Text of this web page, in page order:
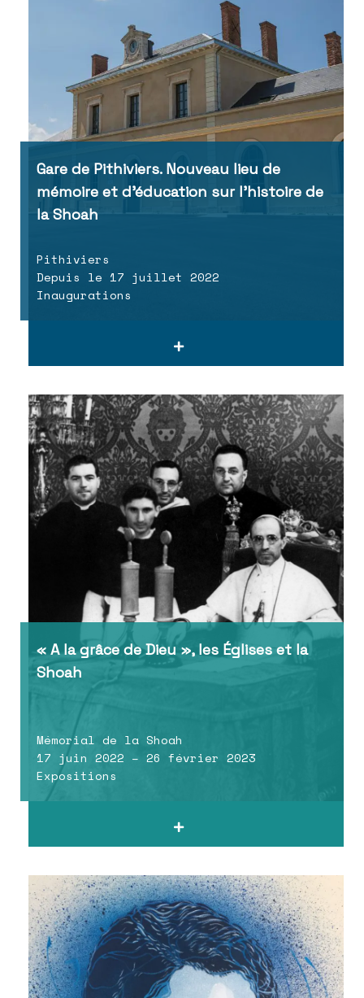
Gare de Pithiviers. Nouveau lieu de
mémoire et d’éducation sur l’histoire de
la Shoah
Pithiviers
Depuis le 17 juillet 2022
Inaugurations
« A la grâce de Dieu », les Églises et la
Shoah
Mémorial de la Shoah
17 juin 2022 – 26 février 2023
Expositions